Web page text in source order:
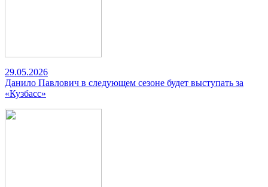
29.05.2026
Данило Павлович в следующем сезоне будет выступать за
«Кузбасс»